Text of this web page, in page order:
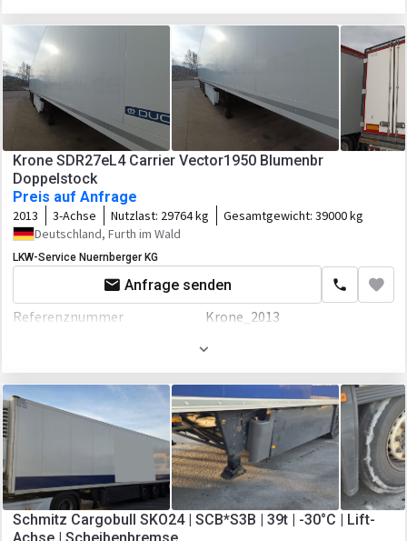
Ladebordwand
Farbe
Weiß
Fahrgestell/Federung
Federung
luft
Bremse
Scheibenbremse
ABS
EBS
Aufbau
Laderaum-Länge
Laderaum-Breite
2470 mm
Laderaum-Höhe
2660 mm
88 cbm
Anbauteile
Ladebordwand
Krone SDR27eL4 Carrier Vector1950 Blumenbr
Doppelstock
Preis auf Anfrage
2013 3-Achse Nutzlast: 29764 kg Gesamtgewicht: 39000 kg
Deutschland, Furth im Wald
LKW-Service Nuernberger KG
Anfrage senden
Referenznummer
Krone_2013
01.09.2013
Hauptuntersuchung
Neu
Breite
2600 mm
4000 mm
Fahrgestell/Federung
Federung
luft
Schmitz Cargobull SKO24 | SCB*S3B | 39t | -30°C | Lift-